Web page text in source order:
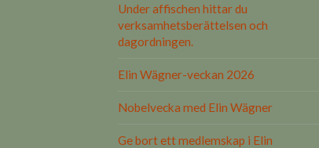
Under affischen hittar du
verksamhetsberättelsen och
dagordningen.
Elin Wägner-veckan 2026
Nobelvecka med Elin Wägner
Ge bort ett medlemskap i Elin